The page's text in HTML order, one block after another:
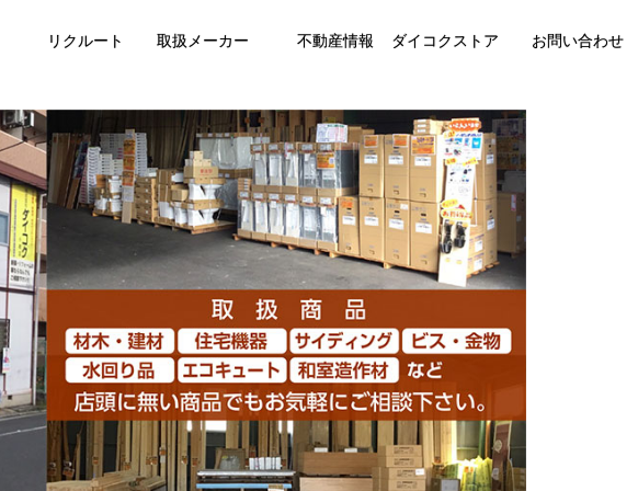
リクルート 取扱メーカー 不動産情報 ダイコクストア お問い合わせ